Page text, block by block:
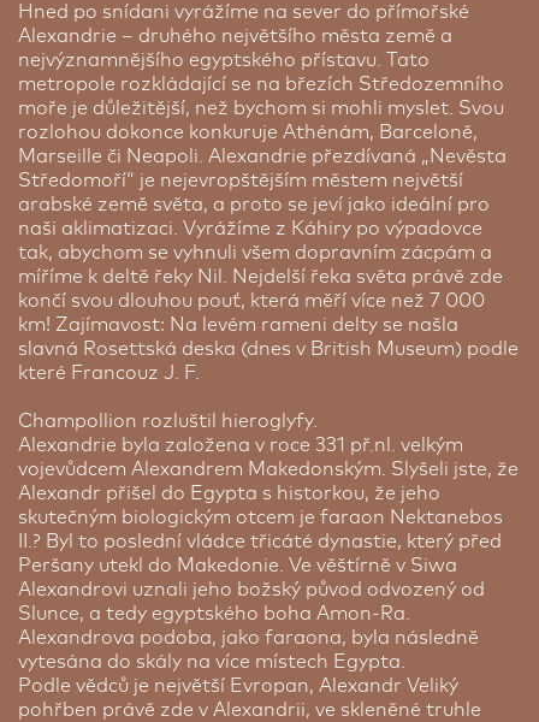
★★★★★
Obrovský resort se soukromou pláží, několika
bazény a rozlehlými zahradami. Je vhodný pro
rodiny, organizované skupiny i jednotlivce.
Stravování all inclusive. V resortu se nachází
supermarket, rybí restaurace a tradiční egyptská
kavárna. Různé nápoje a občerstvení si můžete
vychutnat také v baru u jednoho z venkovních
bazénů. Wifi funguje nejlépe v lobby, na pokojích
je slabší. Ke každému pokoji patří terasa s lehátky
a slunečníky. V resortu se zaručeně nebudete
nudit, protože se můžete věnovat sportovním
aktivitám, jezdit na koni nebo trávit čas v
potápěčském centru. Pro mladší návštěvníky je k
dispozici dětské hřiště. Pyramisa se oficiálně hlásí
splňuje spíše 4* standard CK SEN. Pokud patříte
mezi náročnější klienty a dáváte přednost
luxusnějším hotelům, pak si vyberte náš elitní hotel
z edice Luxury Hotels of the World: Hilton resort.
Rixos Premium Seagate 5* | 7 nocí
Rixos Premium Seagate je moderní luxusní hotel
na pobřeží Rudého moře v Hurghadě. Nachází se
přímo na pláži s křišťálově čistou vodou, kde se
hosté mohou věnovat šnorchlování a dalším
vodním sportům. Nabízí bezplatné Wi-Fi připojení
k internetu v celém objektu . Součástí pobytu je
stravování formou all inclusive ve vynikajících
restauracích s mezinárodní, středomořskou a
orientální kuchyní. Hosté mají k dispozici
vyhřívané bazény, aquapark, písečnou pláž, lázně
s lehátky a plážový bar. Resort nabízí luxusní SPA
centrum, tradiční turecké lázně hammam a
těla, kosmetických ošetření, terapeutického
salonu, kosmetického centra a dámských lázní.
Dále disponuje dobře vybavenou posilovnou,
tenisovými kurty a nočním klubem. Zažijte
Hurghadu ve velkém stylu a s prvotřídní péčí.
Cena od:48 542 Kč
Hned po snídani vyrážíme na sever do přímořské
Alexandrie – druhého největšího města země a
nejvýznamnějšího egyptského přístavu. Tato
metropole rozkládající se na březích Středozemního
moře je důležitější, než bychom si mohli myslet. Svou
rozlohou dokonce konkuruje Athénám, Barceloně,
Marseille či Neapoli. Alexandrie přezdívaná „Nevěsta
Středomoří“ je nejevropštějším městem největší
arabské země světa, a proto se jeví jako ideální pro
naši aklimatizaci. Vyrážíme z Káhiry po výpadovce
tak, abychom se vyhnuli všem dopravním zácpám a
míříme k deltě řeky Nil. Nejdelší řeka světa právě zde
končí svou dlouhou pouť, která měří více než 7 000
km! Zajímavost: Na levém rameni delty se našla
slavná Rosettská deska (dnes v British Museum) podle
které Francouz J. F.
Champollion rozluštil hieroglyfy.
Alexandrie byla založena v roce 331 př.nl. velkým
vojevůdcem Alexandrem Makedonským. Slyšeli jste, že
Alexandr přišel do Egypta s historkou, že jeho
skutečným biologickým otcem je faraon Nektanebos
II.? Byl to poslední vládce třicáté dynastie, který před
Peršany utekl do Makedonie. Ve věštírně v Siwa
Alexandrovi uznali jeho božský původ odvozený od
Slunce, a tedy egyptského boha Amon-Ra.
Alexandrova podoba, jako faraona, byla následně
vytesána do skály na více místech Egypta.
Podle vědců je největší Evropan, Alexandr Veliký
pohřben právě zde v Alexandrii, ve skleněné truhle